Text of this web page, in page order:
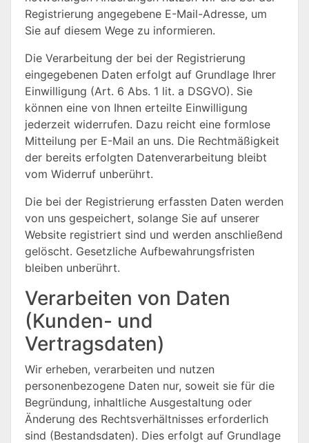
Registrierung angegebene E-Mail-Adresse, um
Sie auf diesem Wege zu informieren.
Die Verarbeitung der bei der Registrierung
eingegebenen Daten erfolgt auf Grundlage Ihrer
Einwilligung (Art. 6 Abs. 1 lit. a DSGVO). Sie
können eine von Ihnen erteilte Einwilligung
jederzeit widerrufen. Dazu reicht eine formlose
Mitteilung per E-Mail an uns. Die Rechtmäßigkeit
der bereits erfolgten Datenverarbeitung bleibt
vom Widerruf unberührt.
Die bei der Registrierung erfassten Daten werden
von uns gespeichert, solange Sie auf unserer
Website registriert sind und werden anschließend
gelöscht. Gesetzliche Aufbewahrungsfristen
bleiben unberührt.
Verarbeiten von Daten
(Kunden- und
Vertragsdaten)
Wir erheben, verarbeiten und nutzen
personenbezogene Daten nur, soweit sie für die
Begründung, inhaltliche Ausgestaltung oder
Änderung des Rechtsverhältnisses erforderlich
sind (Bestandsdaten). Dies erfolgt auf Grundlage